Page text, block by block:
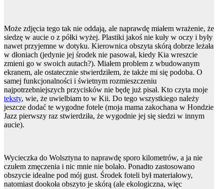
Może zdjęcia tego tak nie oddają, ale naprawdę miałem wrażenie, że
siedzę w aucie o z półki wyżej. Plastiki jakoś nie kuły w oczy i były
nawet przyjemne w dotyku. Kierownica obszyta skórą dobrze leżała
w dłoniach (jedynie jej środek nie pasował, kiedy Kia wreszcie
zmieni go w swoich autach?). Miałem problem z wbudowanym
ekranem, ale ostatecznie stwierdziłem, że także mi się podoba. O
samej funkcjonalności i świetnym rozmieszczeniu
najpotrzebniejszych przycisków nie będę już pisał. Kto czyta moje
teksty, wie, że uwielbiam to w Kii. Do tego wszystkiego należy
jeszcze dodać te wygodne fotele (moja mama zakochana w Hondzie
Jazz pierwszy raz stwierdziła, że wygodnie jej się siedzi w innym
aucie).
Wycieczka do Wolsztyna to naprawdę sporo kilometrów, a ja nie
czułem zmęczenia i nic mnie nie bolało. Ponadto zastosowano
obszycie idealne pod mój gust. Środek foteli był materiałowy,
natomiast dookoła obszyto je skórą (ale ekologiczna, więc